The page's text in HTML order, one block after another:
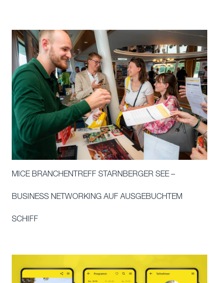
MICE BRANCHENTREFF STARNBERGER SEE –
BUSINESS NETWORKING AUF AUSGEBUCHTEM
SCHIFF